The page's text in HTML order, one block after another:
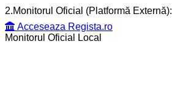
2.Monitorul Oficial (Platformă Externă):
Acceseaza Regista.ro
Monitorul Oficial Local